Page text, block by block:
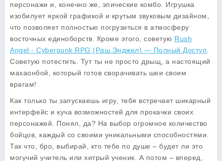
персонажи и, конечно же, эпические комбо. Игрушка
изобилует яркой графикой и крутым звуковым дизайном,
что позволяет полностью погрузиться в атмосферу
восточных единоборств. Кроме этого, советую Rush
Angel - Cyberpunk RPG (Раш Энджел) — Полный Доступ
Советую потестить. Тут ты не просто дрыщ, а настоящий
махаонбой, который готов сворачивать шеи своим
врагам!
Как только ты запускаешь игру, тебя встречает шикарный
интерфейс и куча возможностей для прокачки своих
персонажей. Понял, да? На выбор огромное количество
бойцов, каждый со своими уникальными способностями.
Так что, бро, выбирай, кто тебе по душе – будет ли это
могучий учитель или хитрый ученик. А потом – вперед,